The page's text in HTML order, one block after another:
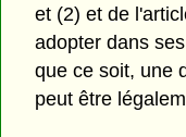
et (2) et de
adopter dans
que ce soit, une
peut être